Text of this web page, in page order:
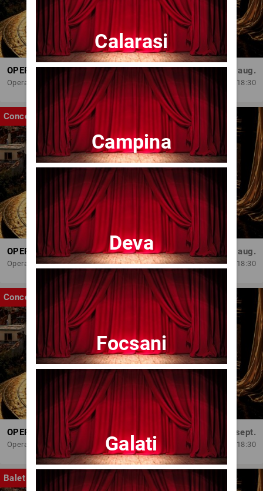
OPERA BRAȘOV ESTIVAL – ROMANCE & CINEMA - CONCERT
Opera Brasov
Sâm, 29 aug.
18:30
Concert
OPERA BRAȘOV ESTIVAL – ARMONII DE VARĂ - CVINTETUL VOCAL ANATOLY - CONCERT
Opera Brasov
Dum, 30 aug.
18:30
Concert
OPERA BRAȘOV ESTIVAL – SEARĂ DE OPERĂ – CONCERT EXTRAORDINAR
Opera Brasov
Sâm, 5 sept.
18:30
Balet
Calarasi
Campina
Deva
Focsani
Galati